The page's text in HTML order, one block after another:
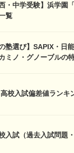
・中学受験】浜学園
覧
塾選び】SAPIX・日
ミノ・グノーブルの
校入試偏差値ランキ
入試（過去入試問題・